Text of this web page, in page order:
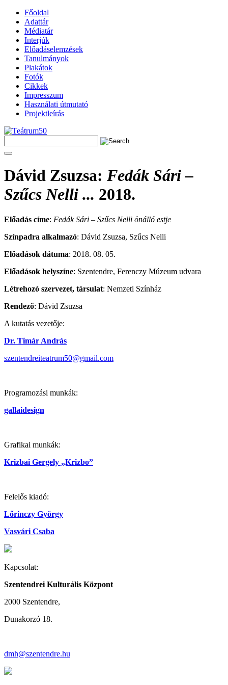
Főoldal
Adattár
Médiatár
Interjúk
Előadáselemzések
Tanulmányok
Plakátok
Fotók
Cikkek
Impresszum
Használati útmutató
Projektleírás
Dávid Zsuzsa: Fedák Sári –
Szűcs Nelli ... 2018.
Előadás címe: Fedák Sári – Szűcs Nelli önálló estje
Színpadra alkalmazó: Dávid Zsuzsa, Szűcs Nelli
Előadások dátuma: 2018. 08. 05.
Előadások helyszíne: Szentendre, Ferenczy Múzeum udvara
Létrehozó szervezet, társulat: Nemzeti Színház
Rendező: Dávid Zsuzsa
A kutatás vezetője:
Dr. Timár András
szentendreiteatrum50@gmail.com
Programozási munkák:
gallaidesign
Grafikai munkák:
Krizbai Gergely „Krizbo”
Felelős kiadó:
Lőrinczy György
Vasvári Csaba
Kapcsolat:
Szentendrei Kulturális Központ
2000 Szentendre,
Dunakorzó 18.
dmh@szentendre.hu